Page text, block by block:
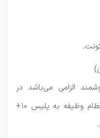
الزامی می‌باشد در
صورت نداشتن کارت هوشمند نظام وظیفه به پلیس ۱۰+